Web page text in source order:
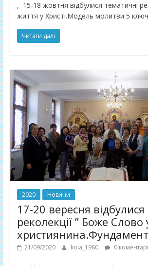
, 15-18 жовтня відбулися тематичні
життя у Христі.Модель молитви 5
Читати далі
2020 Новини
17-20 вересня відбулися
реколекції ” Боже Слово
21/09/2020 kola_1980 0